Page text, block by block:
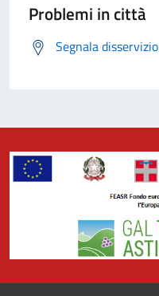
Problemi in città
Segnala disservizio